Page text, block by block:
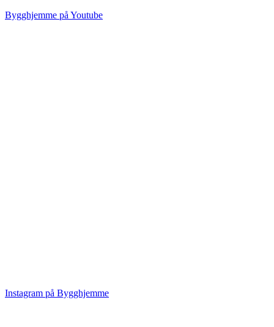
Bygghjemme på Youtube
Instagram på Bygghjemme